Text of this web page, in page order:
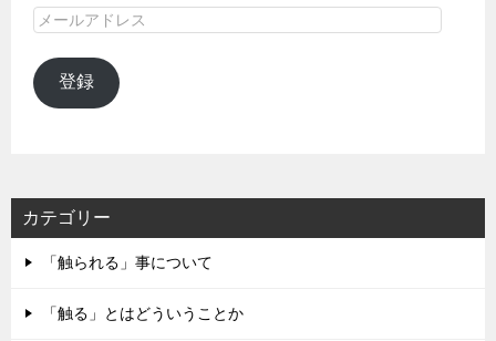
メ
ル
ア
登録
カテゴリー
「触られる」事について
「触る」とはどういうことか